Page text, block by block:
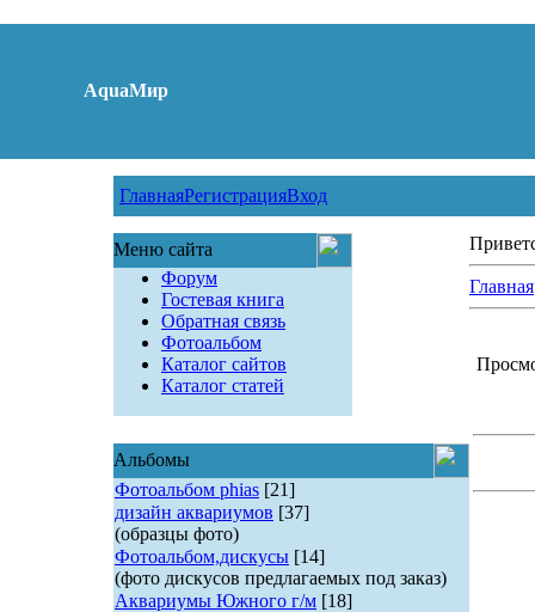
AquaМир
ГлавнаяРегистрацияВход
Меню сайта
Форум
Гостевая книга
Обратная связь
Фотоальбом
Каталог сайтов
Каталог статей
Альбомы
Фотоальбом phias [21]
дизайн аквариумов [37]
(образцы фото)
Фотоальбом,дискусы [14]
(фото дискусов предлагаемых под заказ)
Аквариумы Южного г/м [18]
Главная